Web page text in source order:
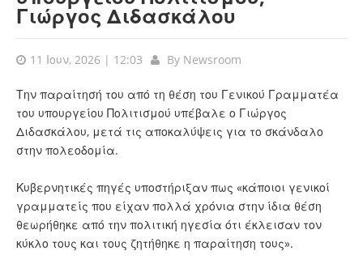
Γιώργος Διδασκάλου
11 Ιουν, 2026 | 12:03 By Newsroom
Την παραίτησή του από τη θέση του Γενικού Γραμματέα
του υπουργείου Πολιτισμού υπέβαλε ο Γιώργος
Διδασκάλου, μετά τις αποκαλύψεις για το σκάνδαλο
στην πολεοδομία.
Κυβερνητικές πηγές υποστήριξαν πως «κάποιοι γενικοί
γραμματείς που είχαν πολλά χρόνια στην ίδια θέση
θεωρήθηκε από την πολιτική ηγεσία ότι έκλεισαν τον
κύκλο τους και τους ζητήθηκε η παραίτηση τους».